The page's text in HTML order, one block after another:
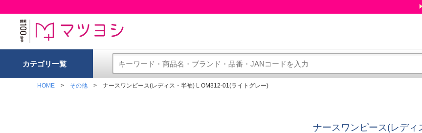
カテゴリ一覧
HOME その他 ナースワンピース(レディス・半袖) L OM312-01(ライトグレー)
ナースワンピース(レデ